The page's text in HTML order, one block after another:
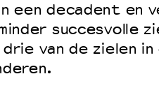
een decadent en
succesvolle
van de zielen